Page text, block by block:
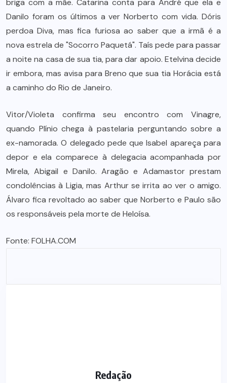
Danilo foram os últimos a ver Norberto com vida. Dóris
perdoa Diva, mas fica furiosa ao saber que a irmã é a
nova estrela de "Socorro Paquetá". Taís pede para passar
a noite na casa de sua tia, para dar apoio. Etelvina decide
ir embora, mas avisa para Breno que sua tia Horácia está
a caminho do Rio de Janeiro.
Vitor/Violeta confirma seu encontro com Vinagre,
quando Plínio chega à pastelaria perguntando sobre a
ex-namorada. O delegado pede que Isabel apareça para
depor e ela comparece à delegacia acompanhada por
Mirela, Abigail e Danilo. Aragão e Adamastor prestam
condolências à Ligia, mas Arthur se irrita ao ver o amigo.
Álvaro fica revoltado ao saber que Norberto e Paulo são
os responsáveis pela morte de Heloísa.
Fonte: FOLHA.COM
Redação